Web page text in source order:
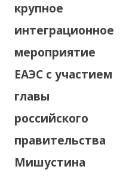
крупное
интеграционное
мероприятие
ЕАЭС с участием
главы
российского
правительства
Мишустина